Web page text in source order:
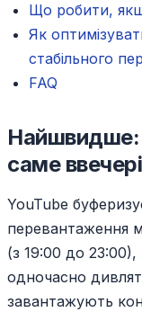
Що робити,
Як
стабільного
FAQ
Найшвидше:
саме ввечері
YouTube
перевантаження
(з 19:00 до 23:00),
одночасно
завантажують